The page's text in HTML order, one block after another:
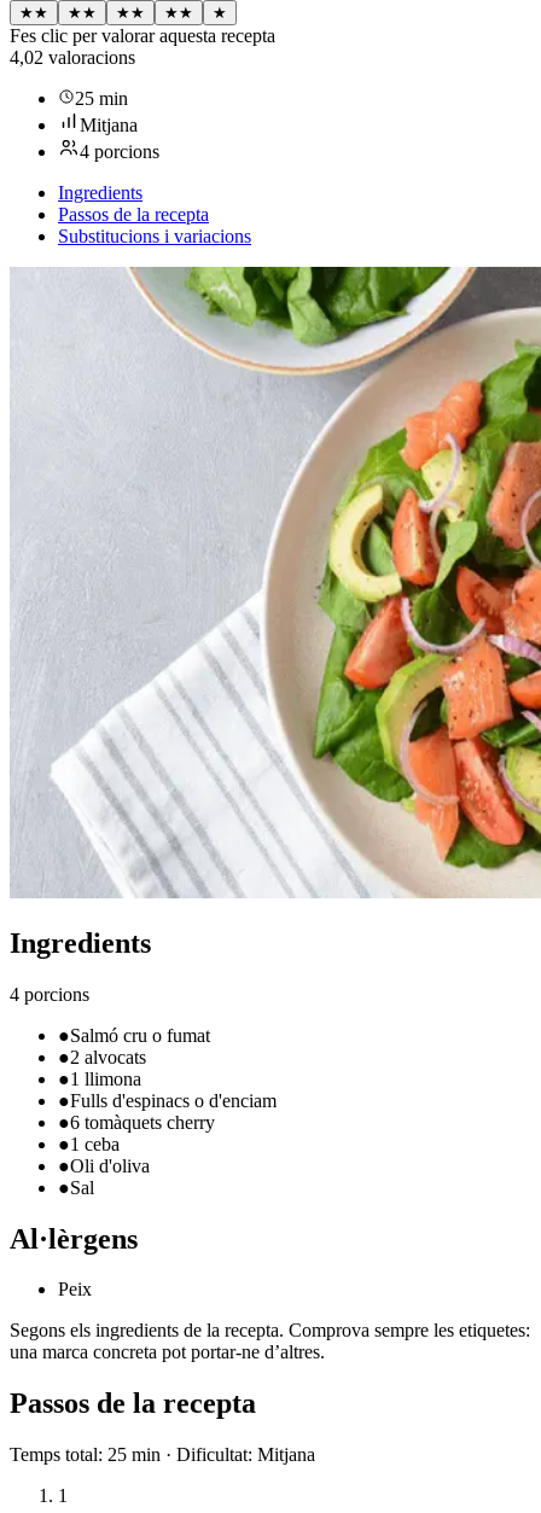
★★ ★★ ★★ ★★ ★
Fes clic per valorar aquesta recepta
4,02 valoracions
25 min
Mitjana
4 porcions
Ingredients
Passos de la recepta
Substitucions i variacions
Ingredients
4 porcions
●Salmó cru o fumat
●2 alvocats
●1 llimona
●Fulls d'espinacs o d'enciam
●6 tomàquets cherry
●1 ceba
●Oli d'oliva
●Sal
Al·lèrgens
Peix
Segons els ingredients de la recepta. Comprova sempre les etiquetes:
una marca concreta pot portar-ne d’altres.
Passos de la recepta
Temps total: 25 min · Dificultat: Mitjana
1